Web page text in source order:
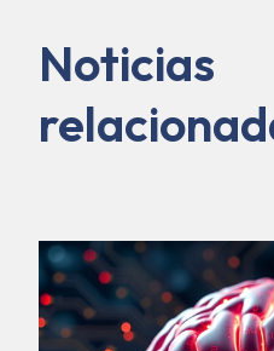
Noticias